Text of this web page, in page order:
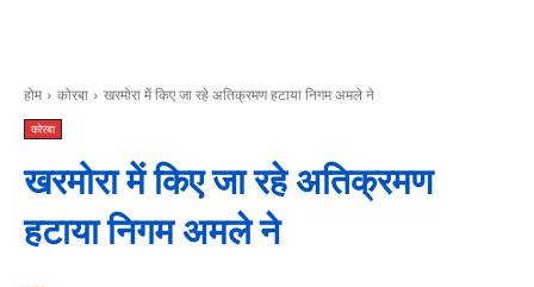
होम कोरबा खरमोरा में किए जा रहे अतिक्रमण हटाया निगम अमले ने
कोरबा
खरमोरा में किए जा रहे अतिक्रमण
हटाया निगम अमले ने